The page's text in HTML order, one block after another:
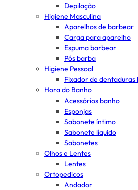
Depilação
Higiene Masculina
Aparelhos de barbear
Carga para aparelho
Espuma barbear
Pós barba
Higiene Pessoal
Fixador de dentaduras
Hora do Banho
Acessórios banho
Esponjas
Sabonete íntimo
Sabonete líquido
Sabonetes
Olhos e Lentes
Lentes
Ortopedicos
Andador